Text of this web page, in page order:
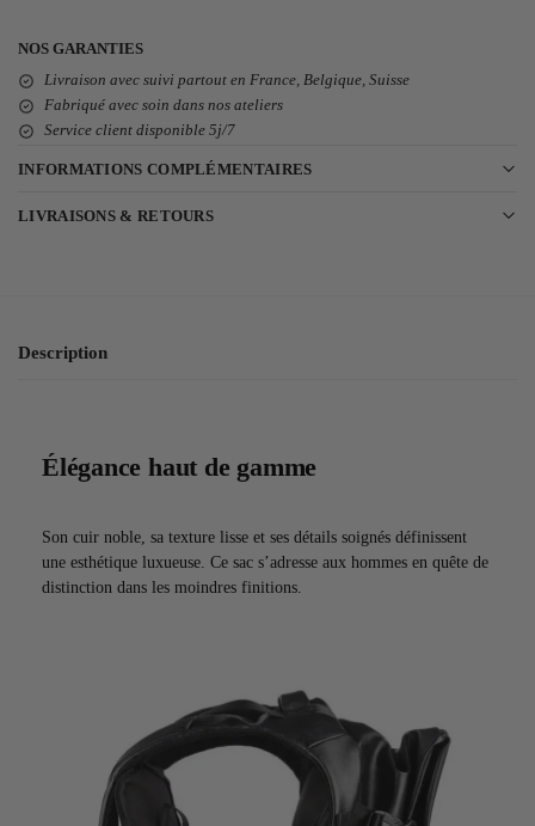
NOS GARANTIES
Livraison avec suivi partout en France, Belgique, Suisse
Fabriqué avec soin dans nos ateliers
Service client disponible 5j/7
INFORMATIONS COMPLÉMENTAIRES
LIVRAISONS & RETOURS
Description
Élégance haut de gamme
Son cuir noble, sa texture lisse et ses détails soignés définissent
une esthétique luxueuse. Ce sac s’adresse aux hommes en quête de
distinction dans les moindres finitions.